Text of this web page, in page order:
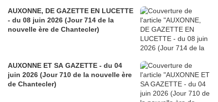
AUXONNE, DE GAZETTE EN LUCETTE
- du 08 juin 2026 (Jour 714 de la
nouvelle ère de Chantecler)
AUXONNE ET SA GAZETTE - du 04
juin 2026 (Jour 710 de la nouvelle ère
de Chantecler)